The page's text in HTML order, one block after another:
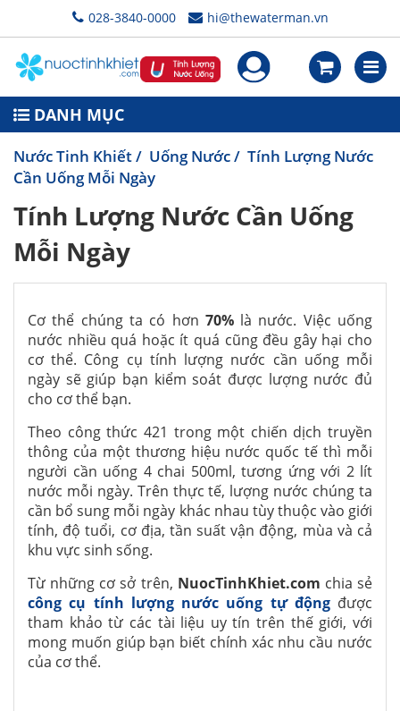
028-3840-0000 hi@thewaterman.vn
DANH MỤC
Nước Tinh Khiết/ Uống Nước/ Tính Lượng Nước
Cần Uống Mỗi Ngày
Tính Lượng Nước Cần Uống
Mỗi Ngày
Cơ thể chúng ta có hơn 70%là nước. Việc uống
nước nhiều quá hoặc ít quá cũng đều gây hại cho
cơ thể. Công cụ tính lượng nước cần uống mỗi
ngày sẽ giúp bạn kiểm soát được lượng nước đủ
cho cơ thể bạn.
Theo công thức 421 trong một chiến dịch truyền
thông của một thương hiệu nước quốc tế thì mỗi
người cần uống 4 chai 500ml, tương ứng với 2 lít
nước mỗi ngày. Trên thực tế, lượng nước chúng ta
cần bổ sung mỗi ngày khác nhau tùy thuộc vào giới
tính, độ tuổi, cơ địa, tần suất vận động, mùa và cả
khu vực sinh sống.
Từ những cơ sở trên, NuocTinhKhiet.com chia sẻ
công cụ tính lượng nước uống tự độngđược
tham khảo từ các tài liệu uy tín trên thế giới, với
mong muốn giúp bạn biết chính xác nhu cầu nước
của cơ thể.